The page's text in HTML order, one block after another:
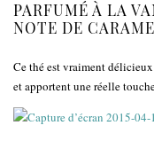
PARFUMÉ À LA
NOTE DE
Ce thé est vraiment
et apportent une réelle